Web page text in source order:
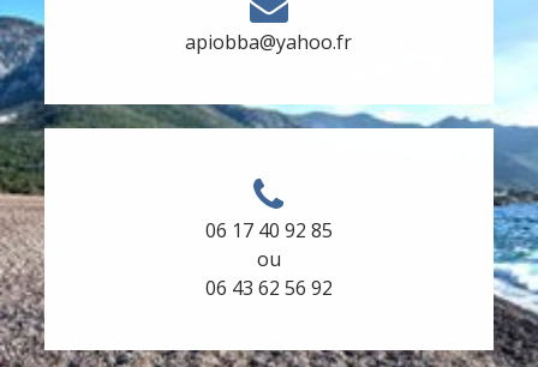
Les équipements
Équipements
apiobba@yahoo.fr
06 17 40 92 85
ou
06 43 62 56 92